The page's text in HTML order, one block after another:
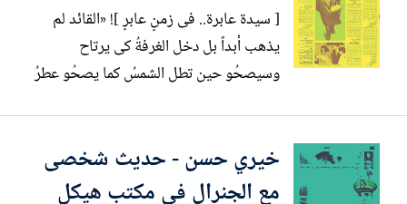
[ سيدة عابرة.. فى زمنٍ عابرٍ ]! «القائد لم
يذهب أبداً بل دخل الغرفةُ كى يرتاح
وسيصحُو حين تطل الشمسُ كما يصحُو عطرُ
عبدالناصر فى ذلك اليوم (الأحد 28 سبتمبر/
أيلول 1970) قد أيقن أنه مات! إلا إنساناً
خيري حسن - حديث شخصى
مع الجنرال فى مكتب هيكل